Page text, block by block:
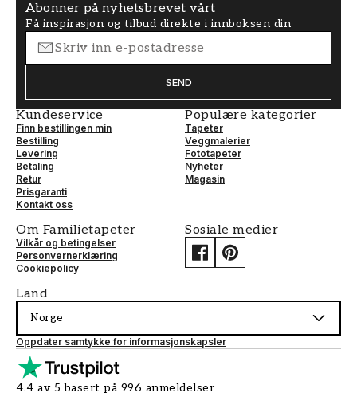
Abonner på nyhetsbrevet vårt
Få inspirasjon og tilbud direkte i innboksen din
SEND
Kundeservice
Finn bestillingen min
Bestilling
Levering
Betaling
Retur
Prisgaranti
Kontakt oss
Populære kategorier
Tapeter
Veggmalerier
Fototapeter
Nyheter
Magasin
Om Familietapeter
Vilkår og betingelser
Personvernerklæring
Cookiepolicy
Sosiale medier
Land
Norge
Oppdater samtykke for informasjonskapsler
4.4 av 5 basert på 996 anmeldelser